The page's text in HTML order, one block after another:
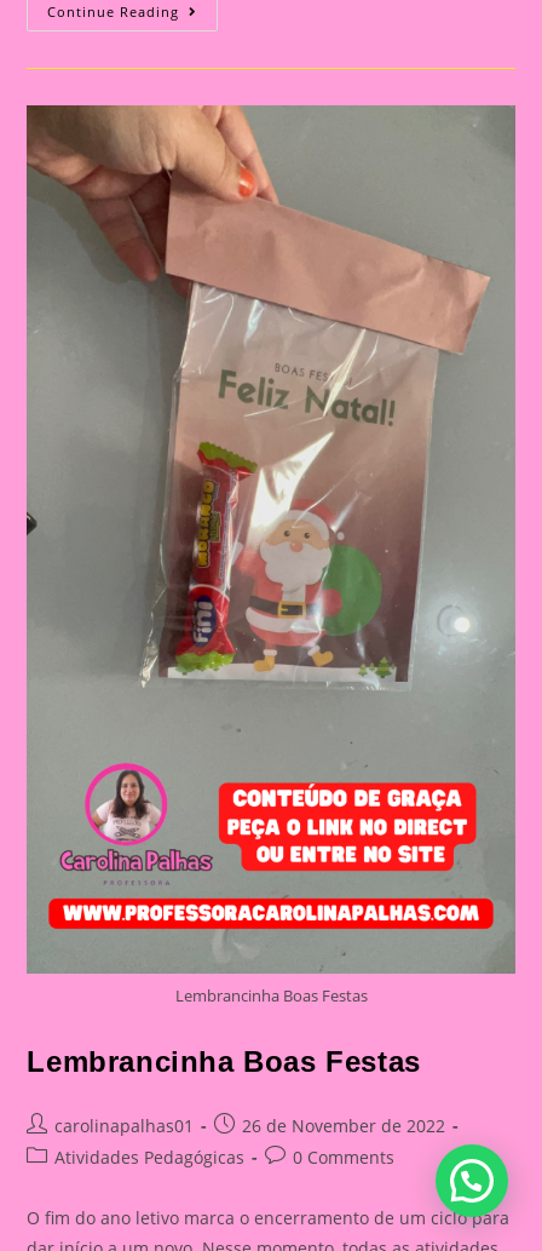
Continue Reading Cartão
Lembrança
Lembrancinha Boas Festas
Lembrancinha Boas Festas
Post
author:
carolinapalhas01
Post
published:
26 de November de 2022
PostAtividades Pedagógicas
Post0 Comments
O fim do ano letivo marca o encerramento de um ciclo para